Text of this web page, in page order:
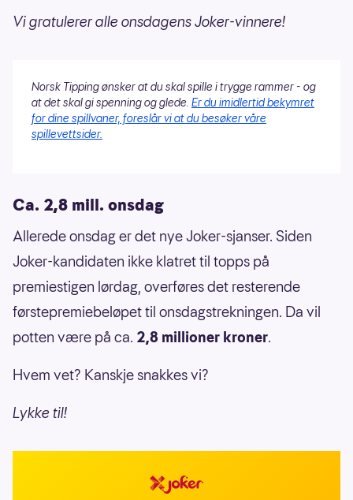
Vi gratulerer alle onsdagens Joker-vinnere!
Norsk Tipping ønsker at du skal spille i trygge rammer - og
at det skal gi spenning og glede. Er du imidlertid bekymret
for dine spillvaner, foreslår vi at du besøker våre
spillevettsider.
Ca. 2,8 mill. onsdag
Allerede onsdag er det nye Joker-sjanser. Siden
Joker-kandidaten ikke klatret til topps på
premiestigen lørdag, overføres det resterende
førstepremiebeløpet til onsdagstrekningen. Da vil
potten være på ca. 2,8 millioner kroner.
Hvem vet? Kanskje snakkes vi?
Lykke til!